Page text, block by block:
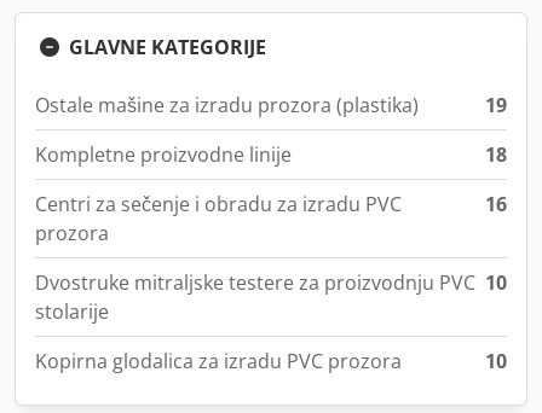
GLAVNE KATEGORIJE
Ostale mašine za izradu prozora (plastika)
19
Kompletne proizvodne linije
18
Centri za sečenje i obradu za izradu PVC
prozora
16
Dvostruke mitraljske testere za proizvodnju PVC
stolarije
10
Kopirna glodalica za izradu PVC prozora 10